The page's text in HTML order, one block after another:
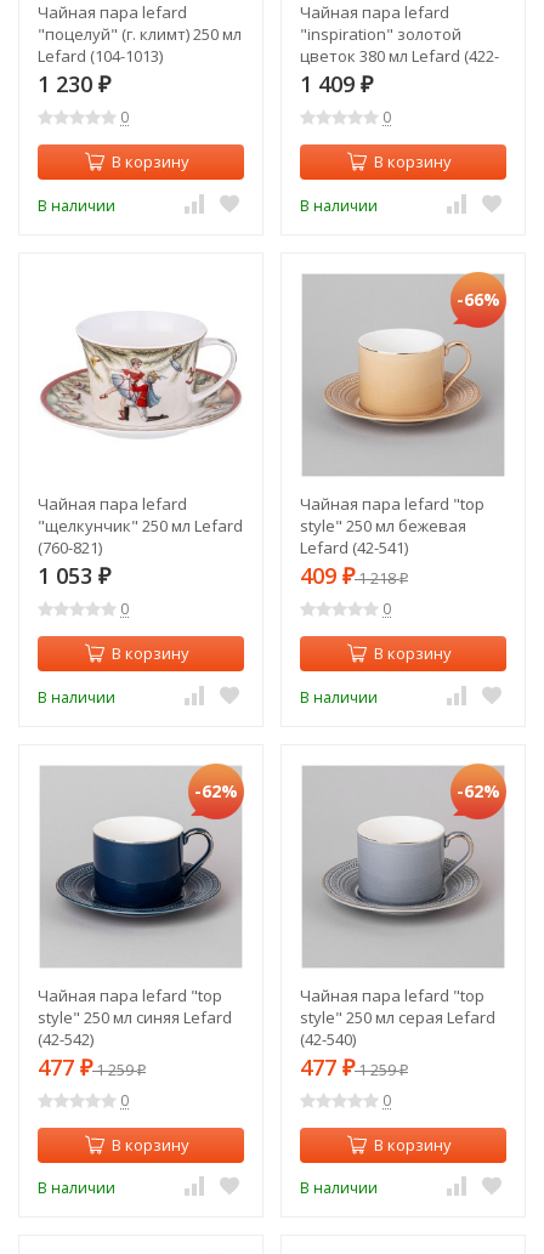
Чайная пара lefard
"поцелуй" (г. климт) 250 мл
Lefard (104-1013)
1 230 ₽
0
В корзину
В наличии
Чайная пара lefard
"inspiration" золотой
цветок 380 мл Lefard (422-
126)
1 409 ₽
0
В корзину
В наличии
Чайная пара lefard
"щелкунчик" 250 мл Lefard
(760-821)
1 053 ₽
0
В корзину
В наличии
-66%
Чайная пара lefard "top
style" 250 мл бежевая
Lefard (42-541)
409 ₽1 218₽
0
В корзину
В наличии
-62%
Чайная пара lefard "top
style" 250 мл синяя Lefard
(42-542)
477 ₽1 259₽
0
В корзину
В наличии
-62%
Чайная пара lefard "top
style" 250 мл серая Lefard
(42-540)
477 ₽1 259₽
0
В корзину
В наличии